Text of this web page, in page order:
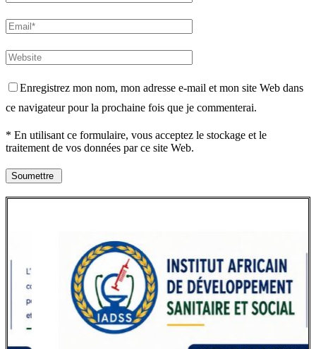
Enregistrez mon nom, mon adresse e-mail et mon site Web dans
ce navigateur pour la prochaine fois que je commenterai.
* En utilisant ce formulaire, vous acceptez le stockage et le
traitement de vos données par ce site Web.